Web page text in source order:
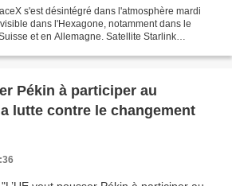
s'est désintégré dans l'atmosphère mardi
dans l'Hexagone, notamment dans le
et en Allemagne. Satellite Starlink
Pékin à participer au
lutte contre le changement